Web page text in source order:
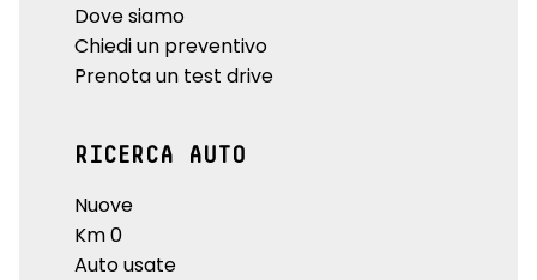
Dove siamo
Chiedi un preventivo
Prenota un test drive
RICERCA AUTO
Nuove
Km 0
Auto usate